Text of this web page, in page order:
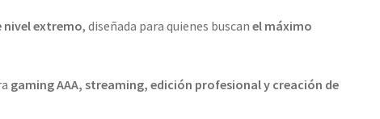
nivel extremo, diseñada para quienes buscan el máximo
gaming AAA, streaming, edición profesional y creación de